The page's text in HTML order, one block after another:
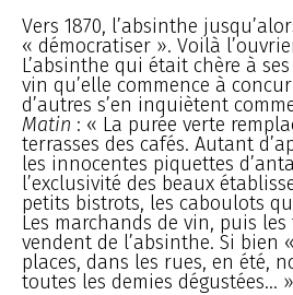
Vers 1870, l’absinthe
« démocratiser ». Voilà
L’absinthe qui était chère à
vin qu’elle commence à
d’autres s’en inquiètent
Matin : « La purée verte
terrasses des cafés. Autant
les innocentes piquettes
l’exclusivité des beaux
petits bistrots, les caboulots
Les marchands de vin, puis
vendent de l’absinthe. Si bien
places, dans les rues, en été,
toutes les demies dégustées...